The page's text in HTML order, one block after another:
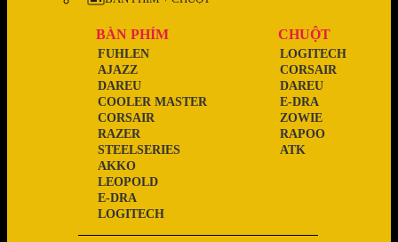
BÀN PHÍM
LOGITECH
E-DRA
LEOPOLD
AKKO
STEELSERIES
RAZER
CORSAIR
COOLER MASTER
DAREU
AJAZZ
FUHLEN
CHUỘT
ATK
RAPOO
ZOWIE
E-DRA
DAREU
CORSAIR
LOGITECH